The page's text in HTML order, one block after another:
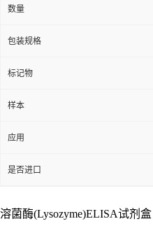
数量
包装规格
标记物
样本
应用
是否进口
溶菌酶(Lysozyme)ELISA试剂盒